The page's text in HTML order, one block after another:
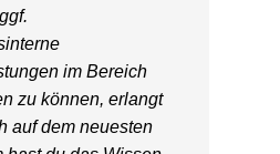
im Bereich
zu können, erlangt
auf dem neuesten